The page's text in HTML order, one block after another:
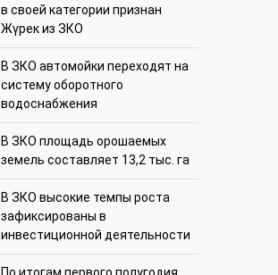
в своей категории признан
Жүрек из ЗКО
В ЗКО автомойки переходят на
систему оборотного
водоснабжения
В ЗКО площадь орошаемых
земель составляет 13,2 тыс. га
В ЗКО высокие темпы роста
зафиксированы в
инвестиционной деятельности